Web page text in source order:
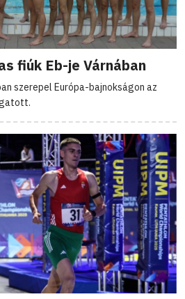
fiúk Eb-je Várnában
szerepel Európa-bajnokságon az